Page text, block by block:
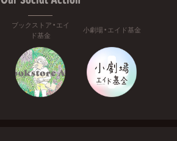
ブックストア・エイ
ド基金
小劇場・エイド基金